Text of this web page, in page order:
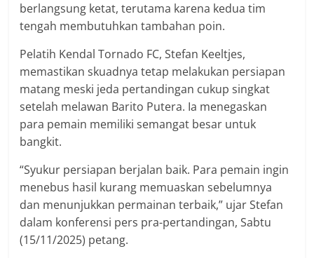
berlangsung ketat, terutama karena kedua tim
tengah membutuhkan tambahan poin.
Pelatih Kendal Tornado FC, Stefan Keeltjes,
memastikan skuadnya tetap melakukan persiapan
matang meski jeda pertandingan cukup singkat
setelah melawan Barito Putera. Ia menegaskan
para pemain memiliki semangat besar untuk
bangkit.
“Syukur persiapan berjalan baik. Para pemain ingin
menebus hasil kurang memuaskan sebelumnya
dan menunjukkan permainan terbaik,” ujar Stefan
dalam konferensi pers pra-pertandingan, Sabtu
(15/11/2025) petang.